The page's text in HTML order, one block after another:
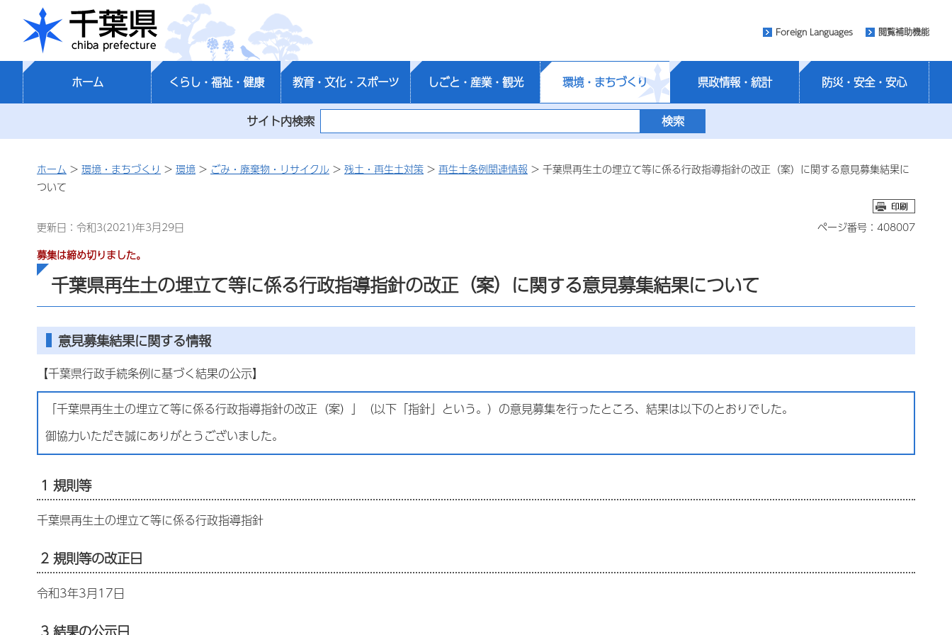
千葉県
Foreign Languages 閲覧補助機能
ホーム くらし・福祉・健康 教育・文化・スポーツ しごと・産業・観光 環境・まちづくり 県政情報・統計 防災・安全・安心
サイト内検索
ホーム > 環境・まちづくり > 環境 > ごみ・廃棄物・リサイクル > 残土・再生土対策 > 再生土条例関連情報 > 千葉県再生土の埋立て等に係る行政指導指針の改正（案）に関する意見募集結果に
ついて
更新日：令和3(2021)年3月29日
ページ番号：408007
募集は締め切りました。
千葉県再生土の埋立て等に係る行政指導指針の改正（案）に関する意見募集結果について
意見募集結果に関する情報
【千葉県行政手続条例に基づく結果の公示】
「千葉県再生土の埋立て等に係る行政指導指針の改正（案）」（以下「指針」という。）の意見募集を行ったところ、結果は以下のとおりでした。
御協力いただき誠にありがとうございました。
1 規則等
千葉県再生土の埋立て等に係る行政指導指針
2 規則等の改正日
令和3年3月17日